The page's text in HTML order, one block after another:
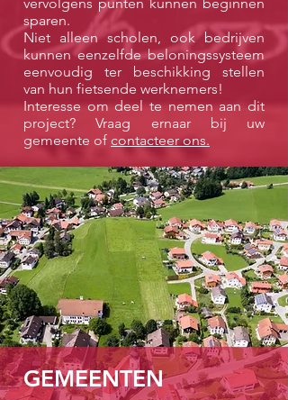
sparen.
Niet alleen scholen, ook bedrijven
kunnen eenzelfde beloningssysteem
eenvoudig ter beschikking stellen
van hun fietsende werknemers!
Interesse om deel te nemen aan dit
project? Vraag ernaar bij uw
gemeente of contacteer ons.
GEMEENTEN